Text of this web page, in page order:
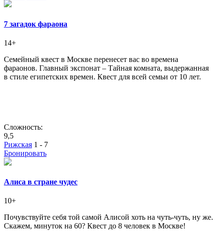
7 загадок фараона
14+
Семейный квест в Москве перенесет вас во времена
фараонов. Главный экспонат ‒ Тайная комната, выдержанная
в стиле египетских времен. Квест для всей семьи от 10 лет.
Сложность:
9,5
Рижская 1 - 7
Бронировать
Алиса в стране чудес
10+
Почувствуйте себя той самой Алисой хоть на чуть-чуть, ну же.
Скажем, минуток на 60? Квест до 8 человек в Москве!